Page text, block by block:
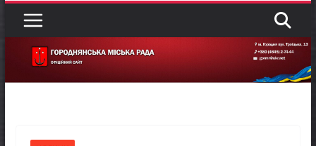
прав людини проводить опитування щодо
реалізації права осіб з інвалідністю на працю
Захищай небо Чернігівщини!
Батьки майбутніх першокласників уже можуть
оформити «Пакунок школяра»